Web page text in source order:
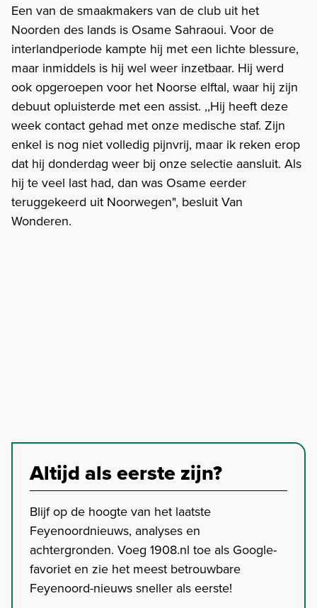
Een van de smaakmakers van de club uit het
Noorden des lands is Osame Sahraoui. Voor de
interlandperiode kampte hij met een lichte blessure,
maar inmiddels is hij wel weer inzetbaar. Hij werd
ook opgeroepen voor het Noorse elftal, waar hij zijn
debuut opluisterde met een assist. ,,Hij heeft deze
week contact gehad met onze medische staf. Zijn
enkel is nog niet volledig pijnvrij, maar ik reken erop
dat hij donderdag weer bij onze selectie aansluit. Als
hij te veel last had, dan was Osame eerder
teruggekeerd uit Noorwegen", besluit Van
Wonderen.
Altijd als eerste zijn?
Blijf op de hoogte van het laatste
Feyenoordnieuws, analyses en
achtergronden. Voeg 1908.nl toe als Google-
favoriet en zie het meest betrouwbare
Feyenoord-nieuws sneller als eerste!